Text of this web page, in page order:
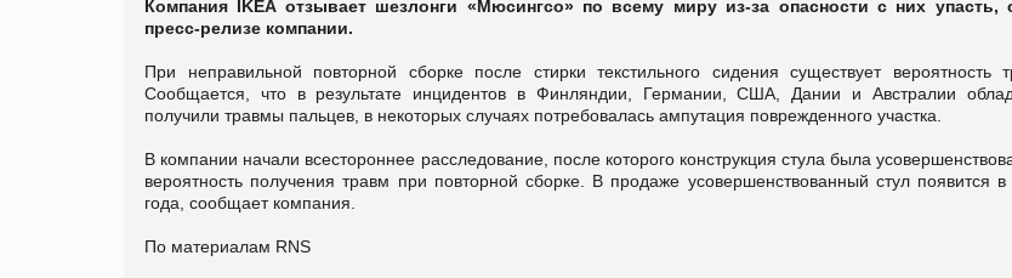
Компания IKEA отзывает шезлонги «Мюсингсо» по всему миру из-за опасности c них упасть,
пресс-релизе компании.
При неправильной повторной сборке после стирки текстильного сидения существует вероятность
Сообщается, что в результате инцидентов в Финляндии, Германии, США, Дании и Австралии
получили травмы пальцев, в некоторых случаях потребовалась ампутация поврежденного участка.
В компании начали всестороннее расследование, после которого конструкция стула была
вероятность получения травм при повторной сборке. В продаже усовершенствованный стул появится
года, сообщает компания.
По материалам RNS